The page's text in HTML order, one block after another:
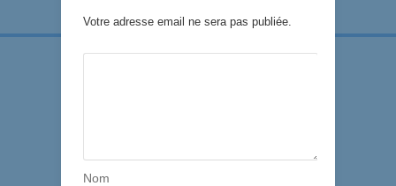
Votre adresse email ne sera pas publiée.
Nom